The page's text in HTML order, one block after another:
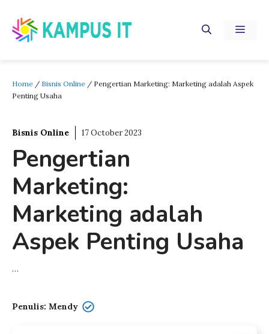
content
Home / Bisnis Online / Pengertian Marketing: Marketing adalah Aspek
Penting Usaha
Bisnis Online 17 October 2023
Pengertian
Marketing:
Marketing adalah
Aspek Penting Usaha
…
Penulis: Mendy